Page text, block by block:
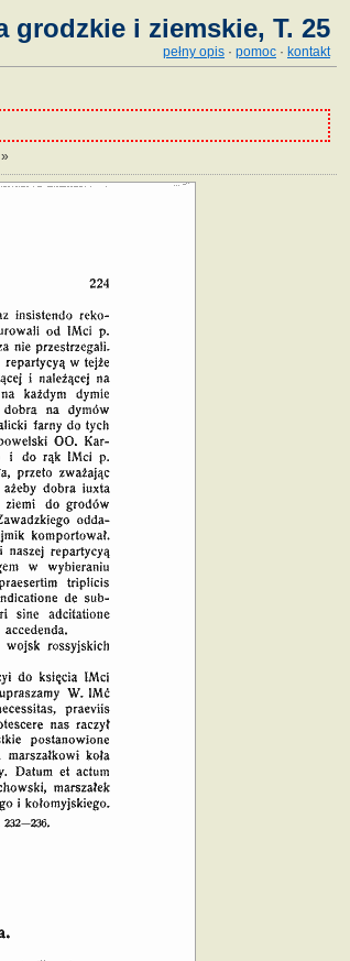
grodzkie i ziemskie, T. 25
pełny opis · pomoc · kontakt
»